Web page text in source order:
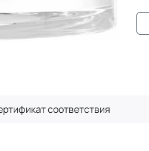
соответствия